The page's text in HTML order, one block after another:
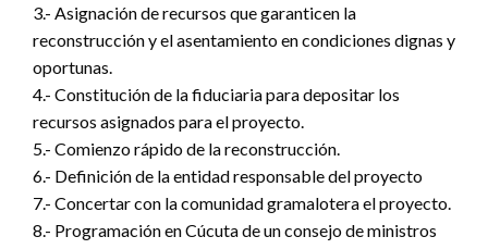
3.- Asignación de recursos que garanticen la
reconstrucción y el asentamiento en condiciones dignas y
oportunas.
4.- Constitución de la fiduciaria para depositar los
recursos asignados para el proyecto.
5.- Comienzo rápido de la reconstrucción.
6.- Definición de la entidad responsable del proyecto
7.- Concertar con la comunidad gramalotera el proyecto.
8.- Programación en Cúcuta de un consejo de ministros